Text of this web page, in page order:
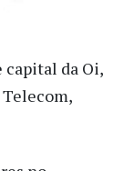
capital da Oi,
Telecom,